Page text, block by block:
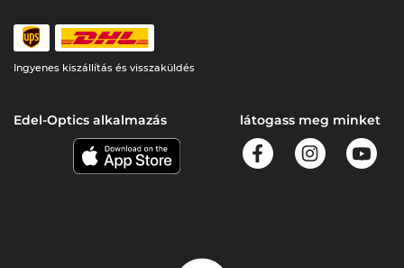
Ingyenes kiszállítás és visszaküldés
Edel-Optics alkalmazás látogass meg minket